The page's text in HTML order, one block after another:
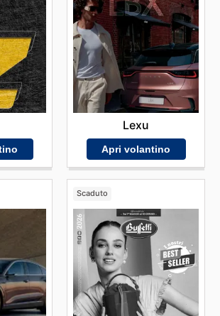
Lexu
Apri volantino
Scaduto